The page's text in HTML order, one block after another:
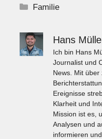
Kategorien
Familie
Hans
Ich bin Hans
Journalist und
News. Mit
Ereignisse
Klarheit und
Mission ist es,
Analysen und
informieren